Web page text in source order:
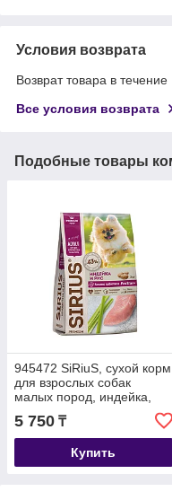
Условия возврата
Возврат товара в
Все условия возврата
Подобные товары
945472 SiRiuS, сухой корм
для взрослых собак
малых пород, индейка,
5 750 ₸
Купить